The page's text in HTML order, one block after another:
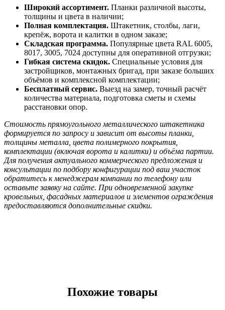
Широкий ассортимент. Планки различной высоты,
толщины и цвета в наличии;
Полная комплектация. Штакетник, столбы, лаги,
крепёж, ворота и калитки в одном заказе;
Складская программа. Популярные цвета RAL 6005,
8017, 3005, 7024 доступны для оперативной отгрузки;
Гибкая система скидок. Специальные условия для
застройщиков, монтажных бригад, при заказе больших
объёмов и комплексной комплектации;
Бесплатный сервис. Выезд на замер, точный расчёт
количества материала, подготовка сметы и схемы
расстановки опор.
Стоимость прямоугольного металлического штакетника
формируется по запросу и зависит от высоты планки,
толщины металла, цвета полимерного покрытия,
комплектации (включая ворота и калитки) и объёма партии.
Для получения актуального коммерческого предложения и
консультации по подбору конфигурации под ваш участок
обратитесь к менеджерам компании по телефону или
оставьте заявку на сайте. При одновременной закупке
кровельных, фасадных материалов и элементов ограждения
предоставляются дополнительные скидки.
Похожие товары